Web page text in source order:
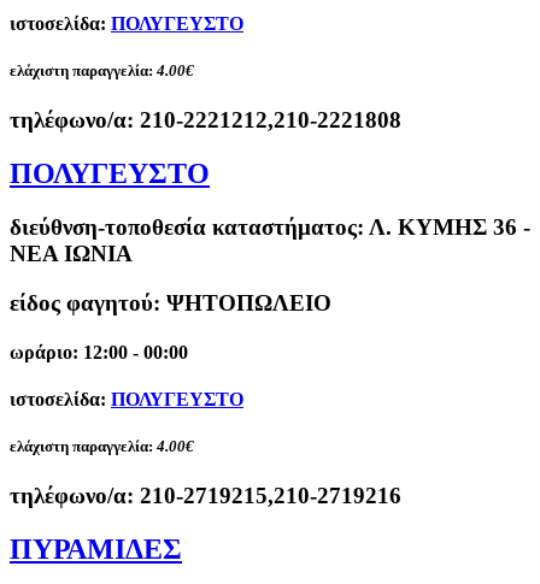
ιστοσελίδα: ΠΟΛΥΓΕΥΣΤΟ
ελάχιστη παραγγελία: 4.00€
τηλέφωνο/α: 210-2221212,210-2221808
ΠΟΛΥΓΕΥΣΤΟ
διεύθνση-τοποθεσία καταστήματος: Λ. ΚΥΜΗΣ 36 -
ΝΕΑ ΙΩΝΙΑ
είδος φαγητού: ΨΗΤΟΠΩΛΕΙΟ
ωράριο: 12:00 - 00:00
ιστοσελίδα: ΠΟΛΥΓΕΥΣΤΟ
ελάχιστη παραγγελία: 4.00€
τηλέφωνο/α: 210-2719215,210-2719216
ΠΥΡΑΜΙΔΕΣ